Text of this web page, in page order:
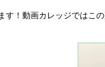
！動画カレッジでは